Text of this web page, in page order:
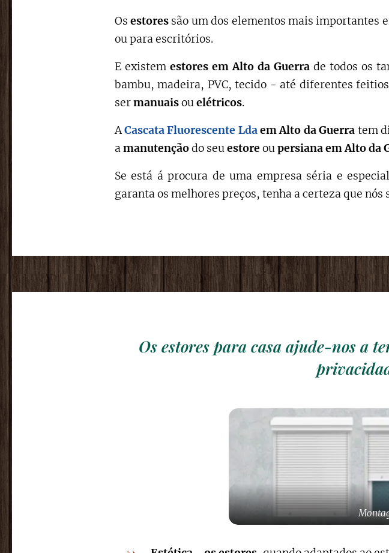
Os estoressão um dos elementos mais importantes
ou para escritórios.
E existem estores em Alto da Guerra de todos os
bambu, madeira, PVC, tecido - até diferentes
sermanuaisouelétricos.
ACascata Fluorescente LdaemAlto da Guerra tem
amanutençãodo seuestore oupersiana emAlto da
Se está á procura de uma empresa séria e
garanta os melhores preços, tenha a certeza que nós
Os estores para casa ajude-nos a